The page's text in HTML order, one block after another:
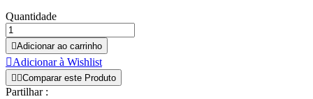
Quantidade
Adicionar ao carrinho
Adicionar à Wishlist
 Comparar este Produto
Partilhar :